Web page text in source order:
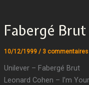
Fabergé
10/12/1999 / 3 commentaires
Unilever – Fabergé Brut
Leonard Cohen – I’m